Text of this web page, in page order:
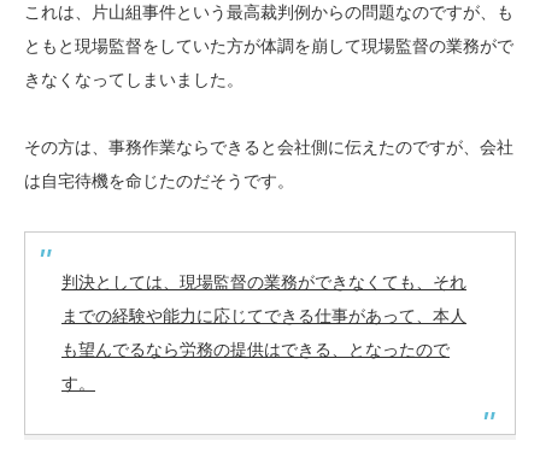
これは、片山組事件という最高裁判例からの問題なのですが、も
ともと現場監督をしていた方が体調を崩して現場監督の業務がで
きなくなってしまいました。
その方は、事務作業ならできると会社側に伝えたのですが、会社
は自宅待機を命じたのだそうです。
判決としては、現場監督の業務ができなくても、それ
までの経験や能力に応じてできる仕事があって、本人
も望んでるなら労務の提供はできる、となったので
す。